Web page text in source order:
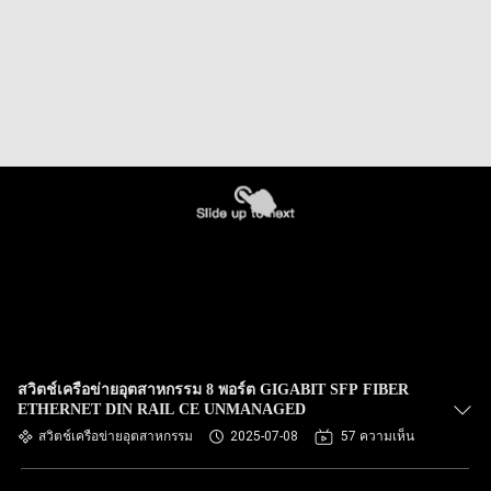
สวิตช์เครือข่ายอุตสาหกรรม 8 พอร์ต GIGABIT SFP FIBER
ETHERNET DIN RAIL CE UNMANAGED
สวิตช์เครือข่ายอุตสาหกรรม 2025-07-08 57 ความเห็น